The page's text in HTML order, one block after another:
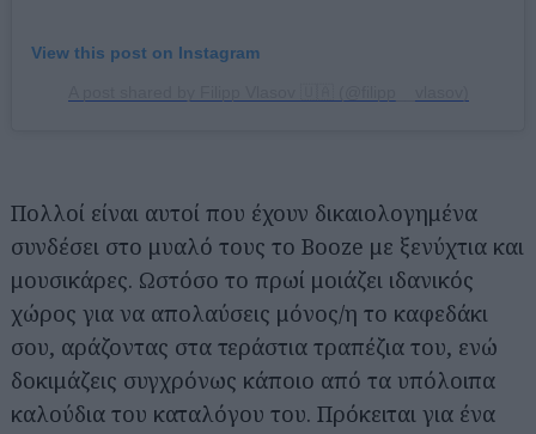
View this post on Instagram
Πολλοί είναι αυτοί που έχουν δικαιολογημένα
συνδέσει στο μυαλό τους το Booze με ξενύχτια και
μουσικάρες. Ωστόσο το πρωί μοιάζει ιδανικός
χώρος για να απολαύσεις μόνος/η το καφεδάκι
σου, αράζοντας στα τεράστια τραπέζια του, ενώ
δοκιμάζεις συγχρόνως κάποιο από τα υπόλοιπα
καλούδια του καταλόγου του. Πρόκειται για ένα